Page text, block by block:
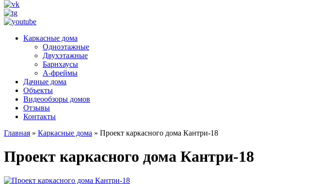
Каркасные дома
Одноэтажные
Двухэтажные
Барнхаусы
А-фреймы
Дачные дома
Объекты
Видеообзоры домов
Отзывы
Контакты
Главная » Каркасные дома » Проект каркасного дома Кантри-18
Проект каркасного дома Кантри-18